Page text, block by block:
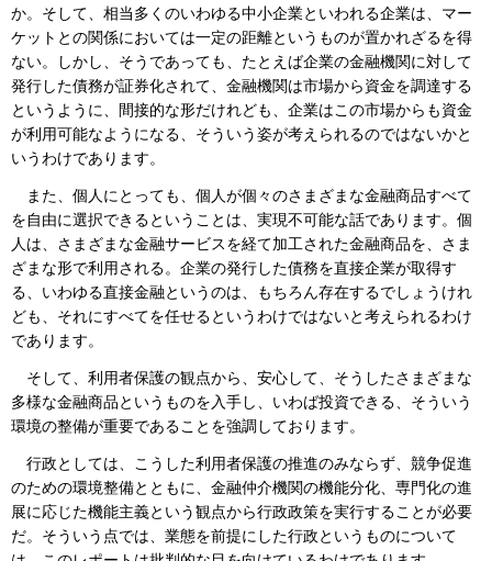
か。そして、相当多くのいわゆる中小企業といわれる企業は、マー
ケットとの関係においては一定の距離というものが置かれざるを得
ない。しかし、そうであっても、たとえば企業の金融機関に対して
発行した債務が証券化されて、金融機関は市場から資金を調達する
というように、間接的な形だけれども、企業はこの市場からも資金
が利用可能なようになる、そういう姿が考えられるのではないかと
いうわけであります。
また、個人にとっても、個人が個々のさまざまな金融商品すべて
を自由に選択できるということは、実現不可能な話であります。個
人は、さまざまな金融サービスを経て加工された金融商品を、さま
ざまな形で利用される。企業の発行した債務を直接企業が取得す
る、いわゆる直接金融というのは、もちろん存在するでしょうけれ
ども、それにすべてを任せるというわけではないと考えられるわけ
であります。
そして、利用者保護の観点から、安心して、そうしたさまざまな
多様な金融商品というものを入手し、いわば投資できる、そういう
環境の整備が重要であることを強調しております。
行政としては、こうした利用者保護の推進のみならず、競争促進
のための環境整備とともに、金融仲介機関の機能分化、専門化の進
展に応じた機能主義という観点から行政政策を実行することが必要
だ。そういう点では、業態を前提にした行政というものについて